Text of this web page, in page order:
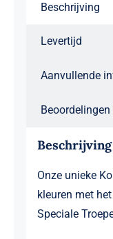
Beschrijving
Levertijd
Aanvullende
Beoordelingen
Beschrijving
Onze unieke
kleuren met
Speciale